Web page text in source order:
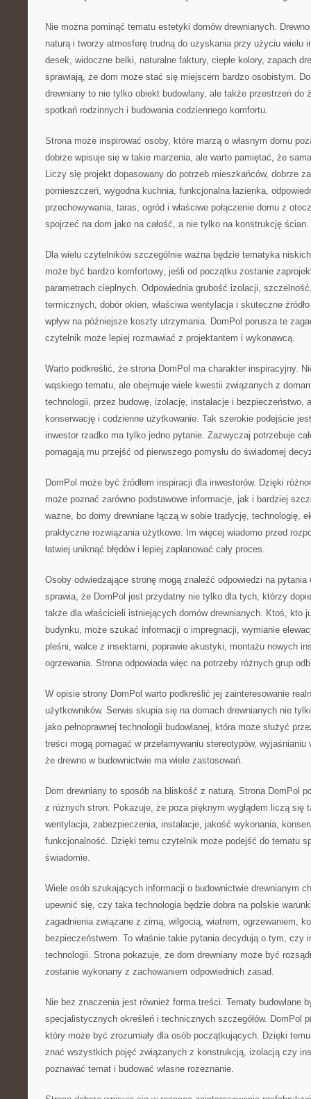
Nie można pominąć tematu estetyki domów drewnianych.
naturą i tworzy atmosferę trudną do uzyskania przy użyciu wielu
desek, widoczne belki, naturalne faktury, ciepłe kolory, zapach
sprawiają, że dom może stać się miejscem bardzo osobistym.
drewniany to nie tylko obiekt budowlany, ale także przestrzeń do
spotkań rodzinnych i budowania codziennego komfortu.
Strona może inspirować osoby, które marzą o własnym domu
dobrze wpisuje się w takie marzenia, ale warto pamiętać, że
Liczy się projekt dopasowany do potrzeb mieszkańców, dobrze
pomieszczeń, wygodna kuchnia, funkcjonalna łazienka,
przechowywania, taras, ogród i właściwe połączenie domu z
spojrzeć na dom jako na całość, a nie tylko na konstrukcję ścian.
Dla wielu czytelników szczególnie ważna będzie tematyka
może być bardzo komfortowy, jeśli od początku zostanie
parametrach cieplnych. Odpowiednia grubość izolacji,
termicznych, dobór okien, właściwa wentylacja i skuteczne
wpływ na późniejsze koszty utrzymania. DomPol porusza te
czytelnik może lepiej rozmawiać z projektantem i wykonawcą.
Warto podkreślić, że strona DomPol ma charakter inspiracyjny.
wąskiego tematu, ale obejmuje wiele kwestii związanych z
technologii, przez budowę, izolację, instalacje i bezpieczeństwo,
konserwację i codzienne użytkowanie. Tak szerokie podejście
inwestor rzadko ma tylko jedno pytanie. Zazwyczaj potrzebuje
pomagają mu przejść od pierwszego pomysłu do świadomej
DomPol może być źródłem inspiracji dla inwestorów. Dzięki
może poznać zarówno podstawowe informacje, jak i bardziej
ważne, bo domy drewniane łączą w sobie tradycję, technologię,
praktyczne rozwiązania użytkowe. Im więcej wiadomo przed
łatwiej uniknąć błędów i lepiej zaplanować cały proces.
Osoby odwiedzające stronę mogą znaleźć odpowiedzi na pytania
sprawia, że DomPol jest przydatny nie tylko dla tych, którzy
także dla właścicieli istniejących domów drewnianych. Ktoś, kto
budynku, może szukać informacji o impregnacji, wymianie
pleśni, walce z insektami, poprawie akustyki, montażu nowych
ogrzewania. Strona odpowiada więc na potrzeby różnych grup
W opisie strony DomPol warto podkreślić jej zainteresowanie
użytkowników. Serwis skupia się na domach drewnianych nie
jako pełnoprawnej technologii budowlanej, która może służyć
treści mogą pomagać w przełamywaniu stereotypów,
że drewno w budownictwie ma wiele zastosowań.
Dom drewniany to sposób na bliskość z naturą. Strona DomPol
z różnych stron. Pokazuje, że poza pięknym wyglądem liczą się
wentylacja, zabezpieczenia, instalacje, jakość wykonania,
funkcjonalność. Dzięki temu czytelnik może podejść do tematu
świadomie.
Wiele osób szukających informacji o budownictwie drewnianym
upewnić się, czy taka technologia będzie dobra na polskie
zagadnienia związane z zimą, wilgocią, wiatrem, ogrzewaniem,
bezpieczeństwem. To właśnie takie pytania decydują o tym, czy
technologii. Strona pokazuje, że dom drewniany może być
zostanie wykonany z zachowaniem odpowiednich zasad.
Nie bez znaczenia jest również forma treści. Tematy budowlane
specjalistycznych określeń i technicznych szczegółów. DomPol
który może być zrozumiały dla osób początkujących. Dzięki
znać wszystkich pojęć związanych z konstrukcją, izolacją czy
poznawać temat i budować własne rozeznanie.